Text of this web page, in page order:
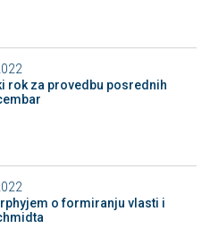
rok za provedbu posrednih
o formiranju vlasti i